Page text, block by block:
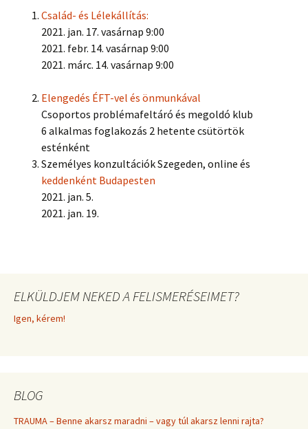
Család- és Lélekállítás:
2021. jan. 17. vasárnap 9:00
2021. febr. 14. vasárnap 9:00
2021. márc. 14. vasárnap 9:00
Elengedés ÉFT-vel és önmunkával
Csoportos problémafeltáró és megoldó klub
6 alkalmas foglakozás 2 hetente csütörtök
esténként
Személyes konzultációk Szegeden, online és
keddenként Budapesten
2021. jan. 5.
2021. jan. 19.
ELKÜLDJEM NEKED A FELISMERÉSEIMET?
Igen, kérem!
BLOG
TRAUMA – Benne akarsz maradni – vagy túl akarsz lenni rajta?